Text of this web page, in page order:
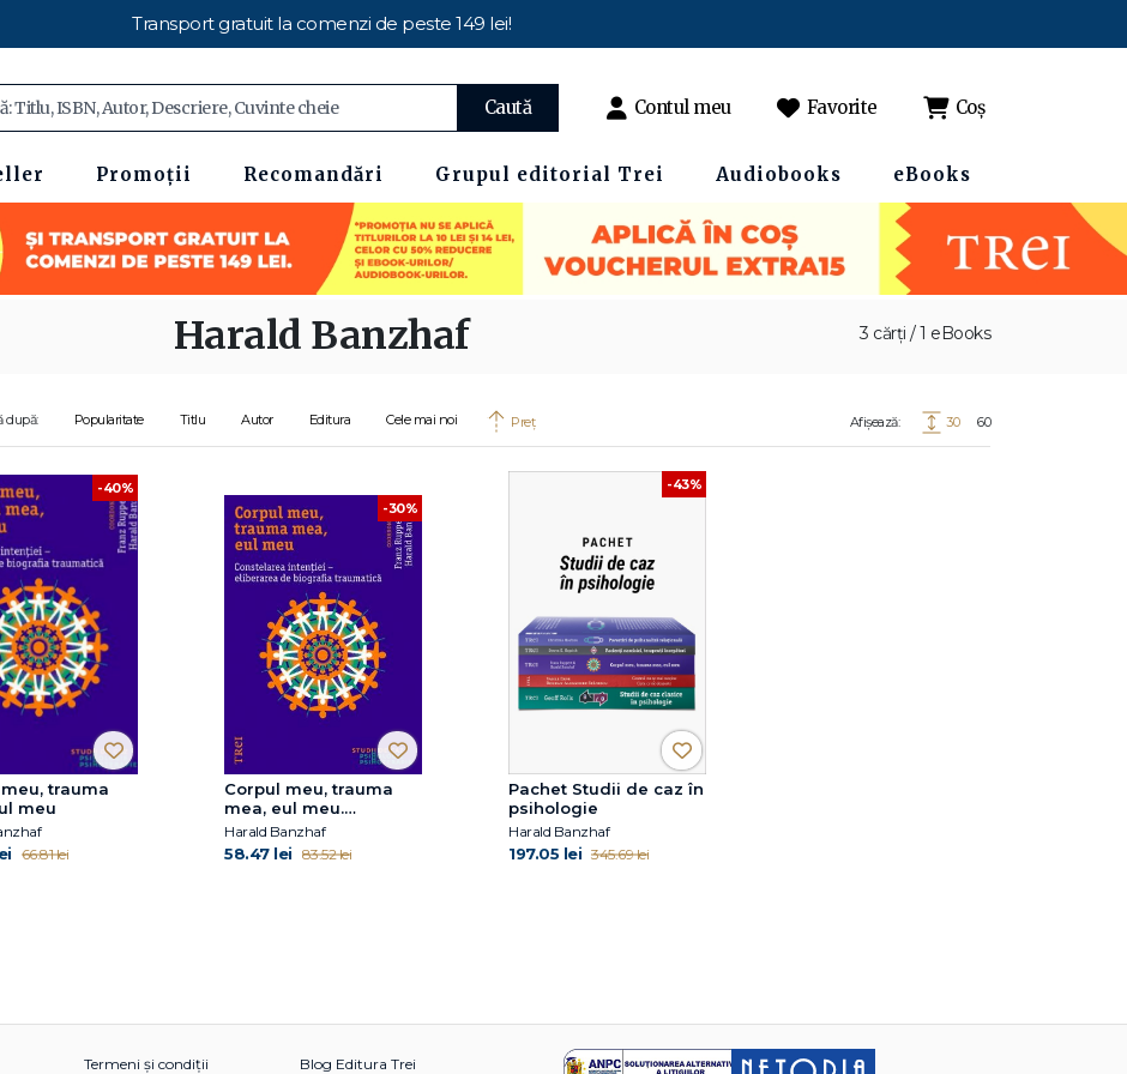
Transport gratuit la comenzi de peste 149 lei!
Caută Contul meu Favorite Coș
Promoții Recomandări Grupul editorial Trei Audiobooks eBooks
3 cărți / 1 eBooks
Harald Banzhaf
după: Popularitate Titlu Autor Editura Cele mai noi Preț Afișează: 30 60
-40%
trauma
meu
66.81 lei
-30%
Corpul meu, trauma
mea, eul meu.
Constelarea intenției -
eliberarea de biografia
traumatică
Harald Banzhaf
58.47 lei 83.52 lei
-43%
Pachet Studii de caz în
psihologie
Harald Banzhaf
197.05 lei 345.69 lei
Termeni și condiții Blog Editura Trei